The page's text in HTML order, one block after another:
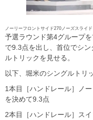
ノーリーフロントサイド270ノーズスライド
予選ラウンド第4グループ
で9.3点を出し、首位でシ
ルトリックを見せる。
以下、堀米のシングルトリ
1本目［ハンドレール］ノ
を決めて9.3点
2本目［ハンドレール］ス